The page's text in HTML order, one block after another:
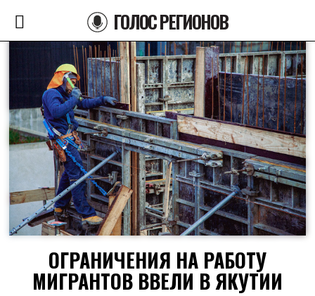
ГОЛОС РЕГИОНОВ
ОГРАНИЧЕНИЯ НА РАБОТУ
МИГРАНТОВ ВВЕЛИ В ЯКУТИИ